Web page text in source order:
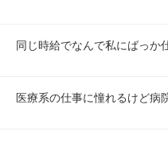
同じ時給でなんで私にばっか
医療系の仕事に憧れるけど病